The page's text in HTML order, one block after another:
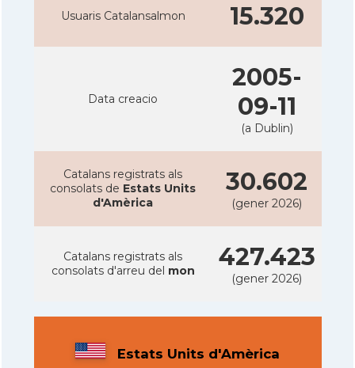
Usuaris Catalansalmon 15.320
Data creacio
2005-
09-11
(a Dublin)
Catalans registrats als
consolats de Estats Units
d'Amèrica
30.602
(gener 2026)
Catalans registrats als
consolats d'arreu del mon 427.423
(gener 2026)
Estats Units d'Amèrica